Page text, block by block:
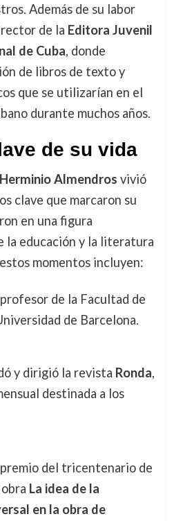
Además de su labor
de la Editora Juvenil
de Cuba, donde
de libros de texto y
que se utilizarían en el
durante muchos años.
de su vida
Herminio Almendros vivió
clave que marcaron su
en una figura
la educación y la literatura
momentos incluyen:
de la Facultad de
de Barcelona.
y dirigió la revista Ronda,
destinada a los
del tricentenario de
La idea de la
en la obra de